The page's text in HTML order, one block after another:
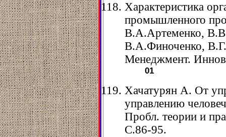
Характеристика
промышленного
В.А.Артеменко,
В.А.Финоченко,
Менеджмент.
01
Хачатурян А. От
управлению
Пробл. теории и
С.86-95.